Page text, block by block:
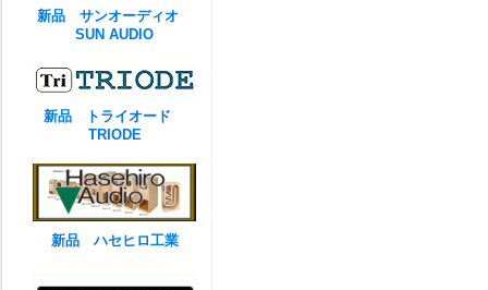
新品 サンオーディオ
SUN AUDIO
新品 トライオード
TRIODE
新品 ハセヒロ工業